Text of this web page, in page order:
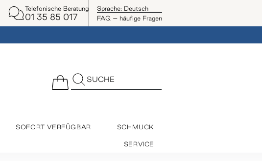
Telefonische Beratung
01 35 85 017
Sprache: Deutsch
FAQ – häufige Fragen
SUCHE
SOFORT VERFÜGBAR SCHMUCK
SERVICE